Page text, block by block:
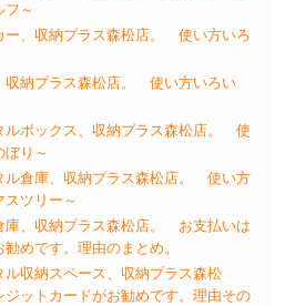
～
ー、収納プラス森松店。 使い方いろ
収納プラス森松店。 使い方いろい
ルボックス、収納プラス森松店。 使
り～
ル倉庫、収納プラス森松店。 使い方
ツリー～
庫、収納プラス森松店。 お支払いは
めです。理由のまとめ。
収納スペース、収納プラス森松
ットカードがお勧めです。理由その